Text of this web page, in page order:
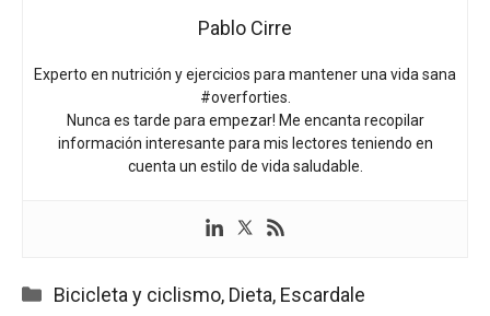
Pablo Cirre
Experto en nutrición y ejercicios para mantener una vida sana
#overforties.
Nunca es tarde para empezar! Me encanta recopilar
información interesante para mis lectores teniendo en
cuenta un estilo de vida saludable.
Categorías
Bicicleta y ciclismo, Dieta, Escardale